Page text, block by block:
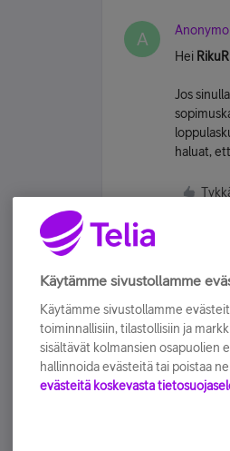
A
Hei RikuR
Jos
haluat,
Käytämme sivustollamme
Käytämme sivustollamme
toiminnallisiin, tilastollisiin ja
sisältävät kolmansien osapuolien
hallinnoida evästeitä tai poistaa
evästeitä koskevasta